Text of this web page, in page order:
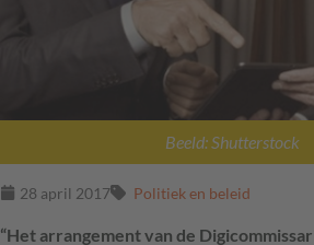
Beeld: Shutterstock
28 april 2017 Politiek en beleid
“Het arrangement van de